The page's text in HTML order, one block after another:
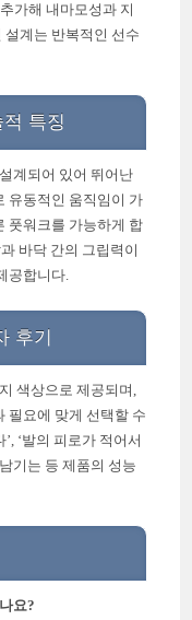
가해 내마모성과 지
계는 반복적인 선수
특징
계되어 있어 뛰어난
유동적인 움직임이 가
풋워크를 가능하게 합
바닥 간의 그립력이
공합니다.
후기
색상으로 제공되며,
필요에 맞게 선택할 수
‘발의 피로가 적어서
기는 등 제품의 성능
요?